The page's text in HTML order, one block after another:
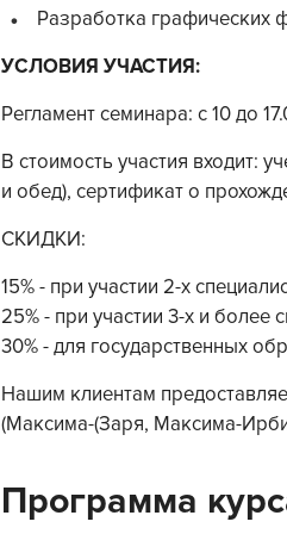
Разработка графических
УСЛОВИЯ УЧАСТИЯ:
Регламент семинара: с 10 до
В стоимость участия входит:
и обед), сертификат о
СКИДКИ:
15% - при участии 2-х
25% - при участии 3-х и более
30% - для государственных
Нашим клиентам
(Максима-(Заря, Максима-
Программа